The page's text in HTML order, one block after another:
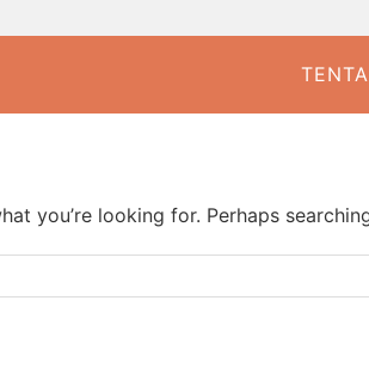
you’re looking for. Perhaps